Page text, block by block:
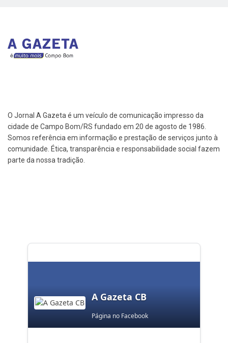
O Jornal A Gazeta é um veículo de comunicação impresso da
cidade de Campo Bom/RS fundado em 20 de agosto de 1986.
Somos referência em informação e prestação de serviços junto à
comunidade. Ética, transparência e responsabilidade social fazem
parte da nossa tradição.
A Gazeta CB
Página no Facebook